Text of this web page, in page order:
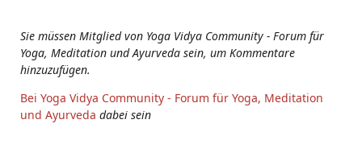
Sie müssen Mitglied von Yoga Vidya Community - Forum für
Yoga, Meditation und Ayurveda sein, um Kommentare
hinzuzufügen.
Bei Yoga Vidya Community - Forum für Yoga, Meditation
und Ayurveda dabei sein